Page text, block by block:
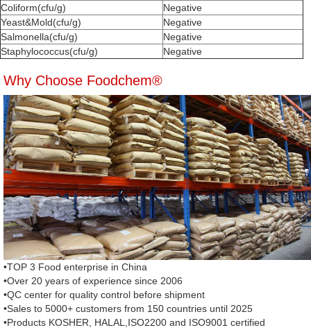
Coliform(cfu/g)
Negative
Yeast&Mold(cfu/g)
Negative
Salmonella(cfu/g)
Negative
Staphylococcus(cfu/g)
Negative
Why Choose Foodchem®
•TOP 3 Food enterprise in China
•Over 20 years of experience since 2006
•QC center for quality control before shipment
•Sales to 5000+ customers from 150 countries until 2025
•Products KOSHER, HALAL,ISO2200 and ISO9001 certified